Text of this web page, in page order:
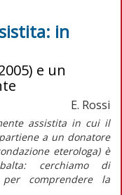
in
e un
E. Rossi
assistita in cui il
a un donatore
eterologa) è
cerchiamo di
comprendere la